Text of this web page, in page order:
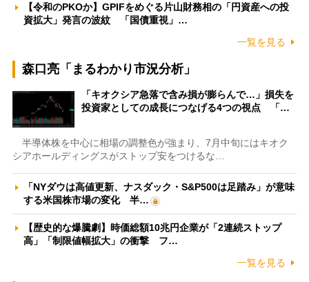
【令和のPKOか】GPIFをめぐる片山財務相の「円資産への投
資拡大」発言の波紋 「国債重視」…
一覧を見る
森口亮「まるわかり市況分析」
「キオクシア急落で含み損が膨らんで…」損失を
投資家としての成長につなげる4つの視点 「…
半導体株を中心に相場の調整色が強まり、7月中旬にはキオク
シアホールディングスがストップ安をつけるな…
「NYダウは高値更新、ナスダック・S&P500は足踏み」が意味
する米国株市場の変化 半…
【歴史的な爆騰劇】時価総額10兆円企業が「2連続ストップ
高」「制限値幅拡大」の衝撃 フ…
一覧を見る